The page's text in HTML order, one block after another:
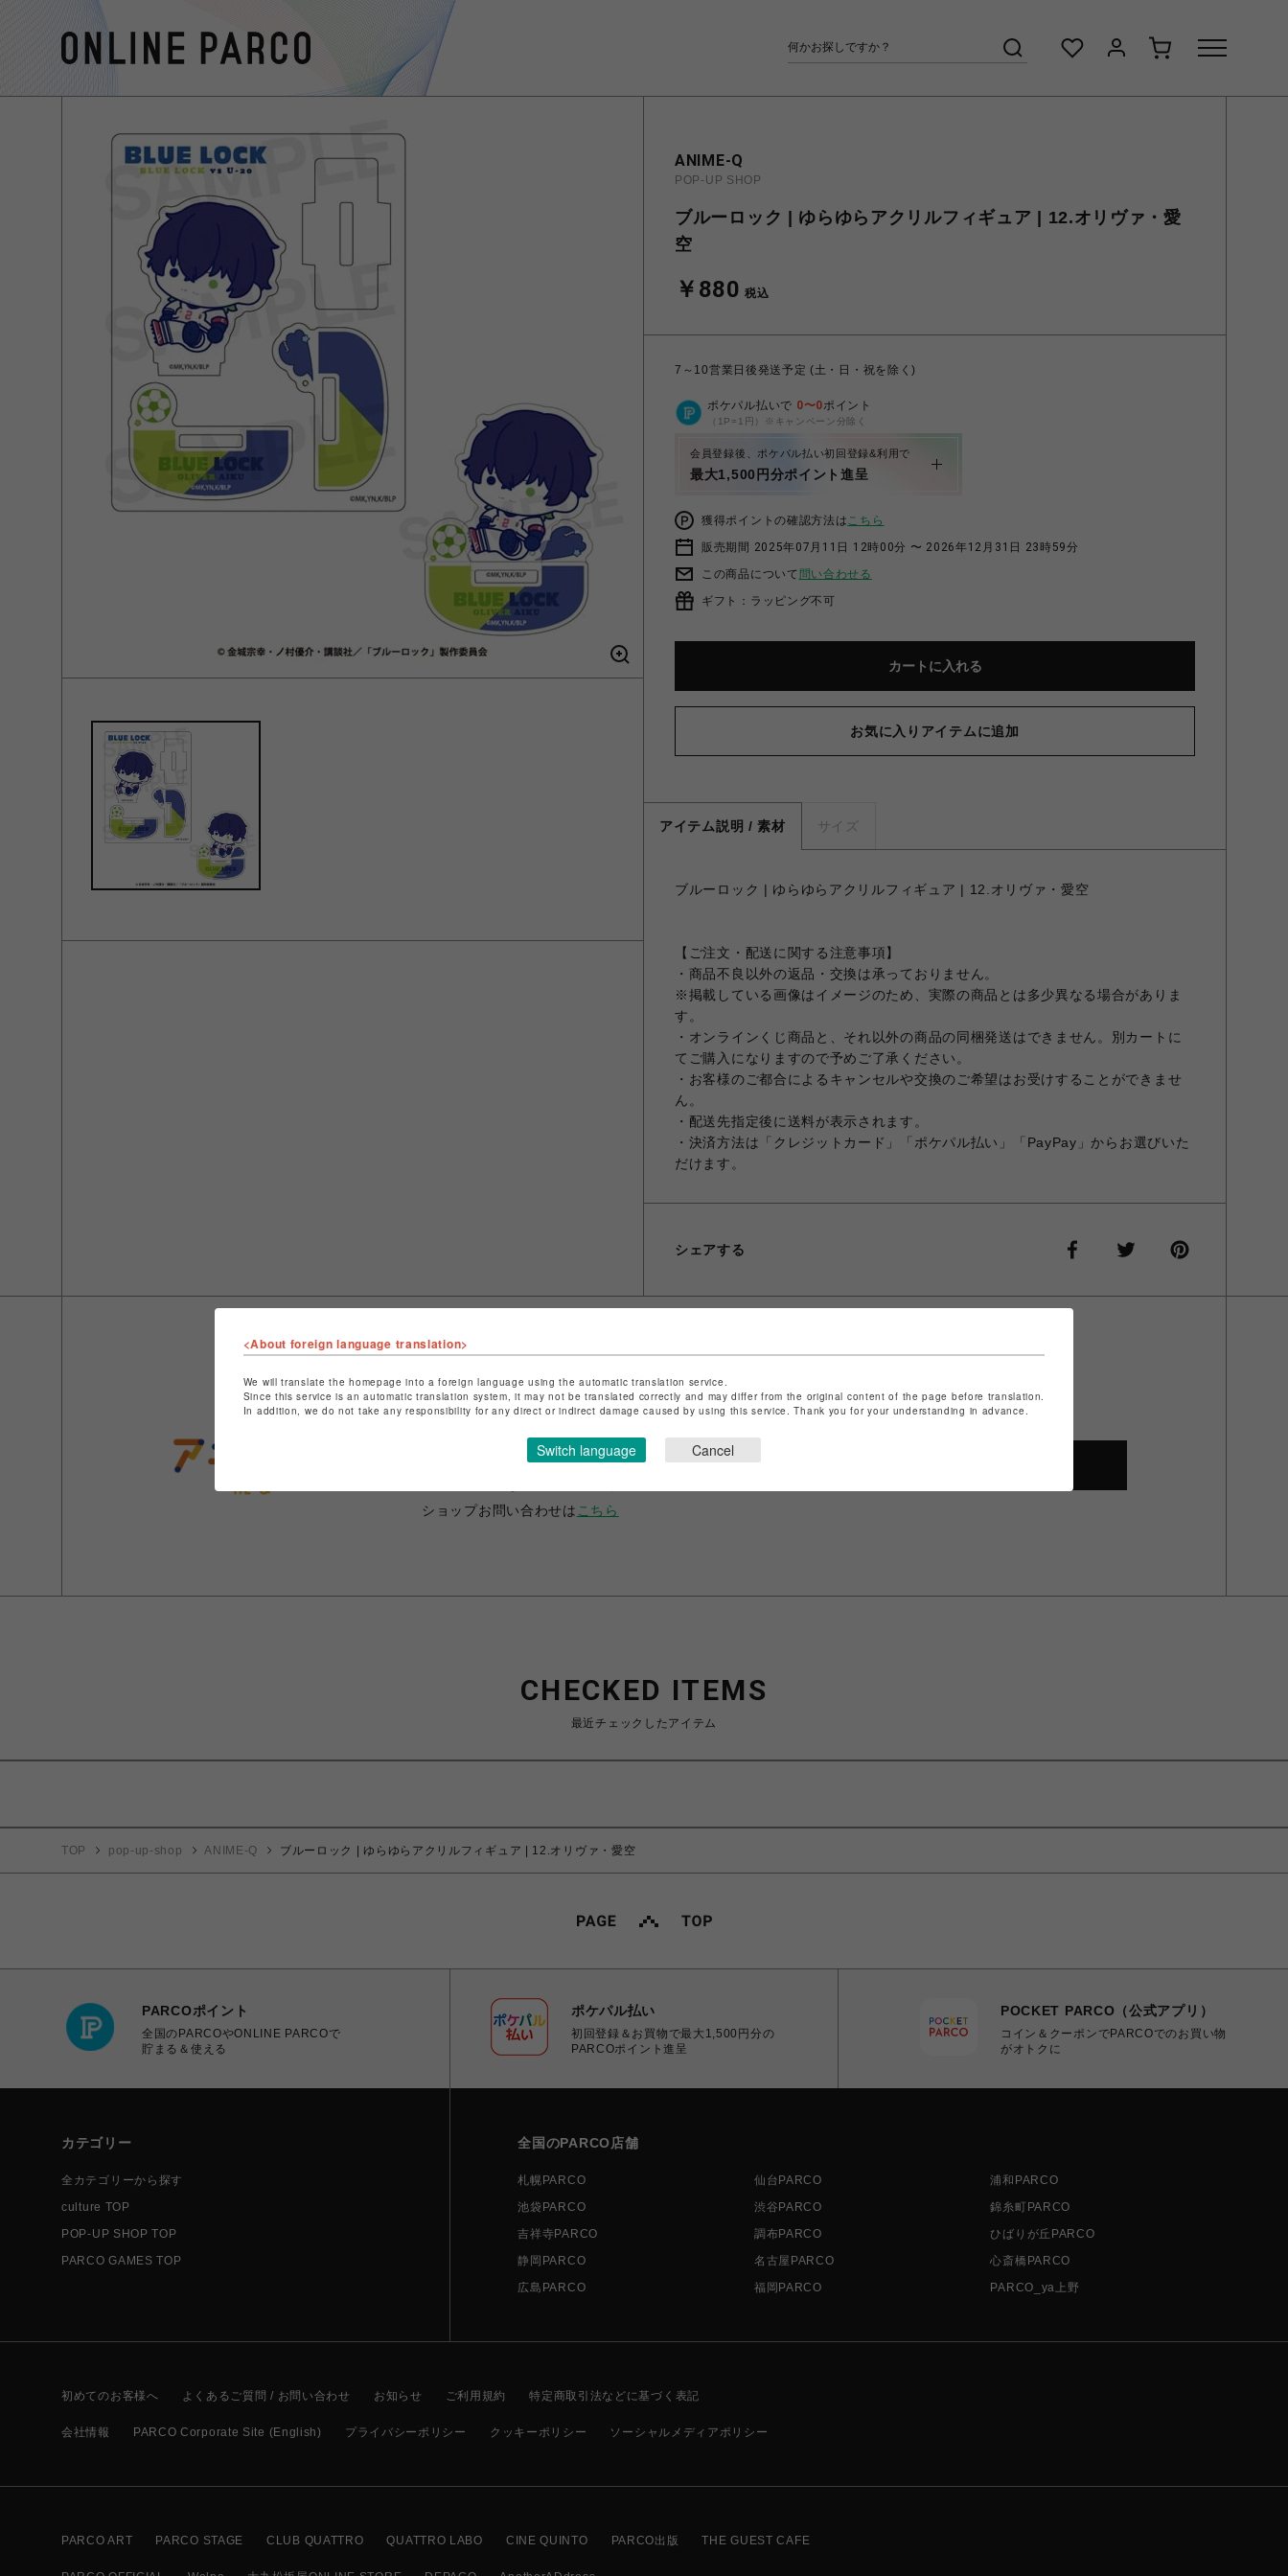
ANIME-Q
POP-UP SHOP
ブルーロック | ゆらゆらアクリルフィギュア | 12.オリヴァ・愛
空
￥880 税込
7～10営業日後発送予定 (土・日・祝を除く)
ポケパル払いで 0〜0ポイント
（1P=1円）※キャンペーン分除く
会員登録後、ポケパル払い初回登録&利用で
最大1,500円分ポイント進呈
獲得ポイントの確認方法はこちら
販売期間 2025年07月11日 12時00分 〜 2026年12月31日 23時59分
この商品について 問い合わせる
ギフト：ラッピング不可
カートに入れる
お気に入りアイテムに追加
アイテム説明 / 素材 サイズ
ブルーロック | ゆらゆらアクリルフィギュア | 12.オリヴァ・愛空
【ご注文・配送に関する注意事項】
・商品不良以外の返品・交換は承っておりません。
※掲載している画像はイメージのため、実際の商品とは多少異なる場合がありま
す。
・オンラインくじ商品と、それ以外の商品の同梱発送はできません。別カートに
てご購入になりますので予めご了承ください。
・お客様のご都合によるキャンセルや交換のご希望はお受けすることができませ
ん。
・配送先指定後に送料が表示されます。
・決済方法は「クレジットカード」「ポケパル払い」「PayPay」からお選びいた
だけます。
シェアする
ショップ名
POP-UP SHOP
ショップお問い合わせは こちら
CHECKED ITEMS
最近チェックしたアイテム
TOP pop-up-shop ANIME-Q ブルーロック | ゆらゆらアクリルフィギュア | 12.オリヴァ・愛空
PARCOポイント
全国のPARCOやONLINE PARCOで
貯まる＆使える
ポケパル払い
初回登録＆お買物で最大1,500円分の
PARCOポイント進呈
POCKET PARCO（公式アプリ）
コイン＆クーポンでPARCOでのお買い物
がオトクに
カテゴリー
全カテゴリーから探す
culture TOP
POP-UP SHOP TOP
PARCO GAMES TOP
全国のPARCO店舗
札幌PARCO 仙台PARCO
浦和PARCO
池袋PARCO
渋谷PARCO
錦糸町PARCO
吉祥寺PARCO
調布PARCO
ひばりが丘PARCO
静岡PARCO
名古屋PARCO
心斎橋PARCO
広島PARCO
福岡PARCO PARCO_ya上野
初めてのお客様へ よくあるご質問 / お問い合わせ お知らせ ご利用規約 特定商取引法などに基づく表記
会社情報 PARCO Corporate Site (English) プライバシーポリシー クッキーポリシー ソーシャルメディアポリシー
PARCO ART PARCO STAGE CLUB QUATTRO QUATTRO LABO CINE QUINTO PARCO出版 THE GUEST CAFE
<About foreign language translation>
We will translate the homepage into a foreign language using the automatic translation service.
Since this service is an automatic translation system, it may not be translated correctly and may differ from the original content of the page before translation.
In addition, we do not take any responsibility for any direct or indirect damage caused by using this service. Thank you for your understanding in advance.
Switch language Cancel